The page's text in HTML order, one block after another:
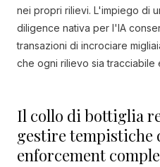
nei propri rilievi. L'impiego di
diligence nativa per l'IA
transazioni di incrociare
che ogni rilievo sia tracciabile
Il collo di bottiglia
gestire tempistiche
enforcement